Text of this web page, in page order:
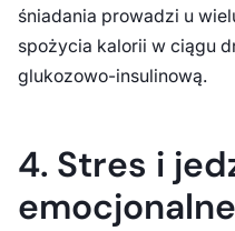
śniadania prowadzi u
spożycia kalorii w ciągu
glukozowo-insulinową.
4. Stres i
emocjonalne